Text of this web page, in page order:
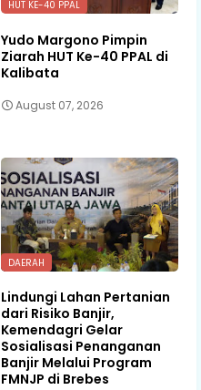
HUT KE-40 PPAL
Yudo Margono Pimpin
Ziarah HUT Ke-40 PPAL di
Kalibata
August 07, 2026
DAERAH
Lindungi Lahan Pertanian
dari Risiko Banjir,
Kemendagri Gelar
Sosialisasi Penanganan
Banjir Melalui Program
FMNJP di Brebes